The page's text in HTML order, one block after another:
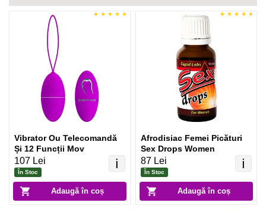
Adaugă în coș
ℹ️
Vibrator Ou Telecomandă
Și 12 Funcții Mov
107 Lei
În Stoc
Adaugă în coș
ℹ️
Afrodisiac Femei Picături
Sex Drops Women
87 Lei
În Stoc